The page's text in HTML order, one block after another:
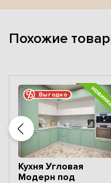
Похожие
Выгодно
Кухня Угловая
Модерн под